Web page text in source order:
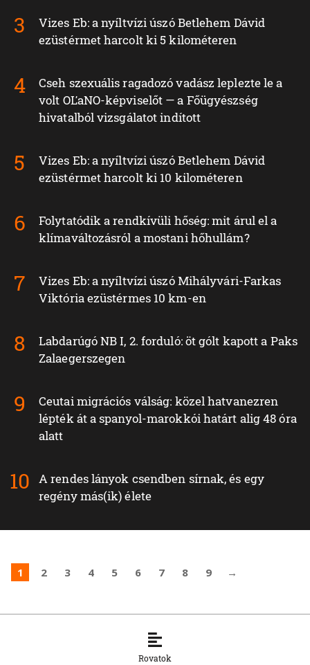
Vizes Eb: a nyíltvízi úszó Betlehem Dávid
ezüstérmet harcolt ki 5 kilométeren
Cseh szexuális ragadozó vadász leplezte le a
volt OĽaNO-képviselőt — a Főügyészség
hivatalból vizsgálatot indított
Vizes Eb: a nyíltvízi úszó Betlehem Dávid
ezüstérmet harcolt ki 10 kilométeren
Folytatódik a rendkívüli hőség: mit árul el a
klímaváltozásról a mostani hőhullám?
Vizes Eb: a nyíltvízi úszó Mihályvári-Farkas
Viktória ezüstérmes 10 km-en
Labdarúgó NB I, 2. forduló: öt gólt kapott a Paks
Zalaegerszegen
Ceutai migrációs válság: közel hatvanezren
lépték át a spanyol-marokkói határt alig 48 óra
alatt
A rendes lányok csendben sírnak, és egy
regény más(ik) élete
1 2 3 4 5 6 7 8 9 →
Rovatok